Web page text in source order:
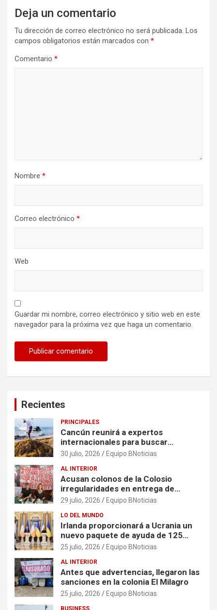
Deja un comentario
Tu dirección de correo electrónico no será publicada. Los
campos obligatorios están marcados con *
Comentario *
Nombre *
Correo electrónico *
Web
Guardar mi nombre, correo electrónico y sitio web en este
navegador para la próxima vez que haga un comentario.
Recientes
PRINCIPALES
Cancún reunirá a expertos
internacionales para buscar
soluciones al problema del sargazo
30 julio, 2026 Equipo BNoticias
AL INTERIOR
Acusan colonos de la Colosio
irregularidades en entrega de
escrituras
29 julio, 2026 Equipo BNoticias
LO DEL MUNDO
Irlanda proporcionará a Ucrania un
nuevo paquete de ayuda de 125
millones de euros
25 julio, 2026 Equipo BNoticias
AL INTERIOR
Antes que advertencias, llegaron las
sanciones en la colonia El Milagro
25 julio, 2026 Equipo BNoticias